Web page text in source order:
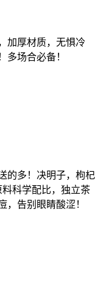
加厚材质，无惧冷
多场合必备！
的多！决明子，枸杞
科学配比，独立茶
，告别眼睛酸涩！